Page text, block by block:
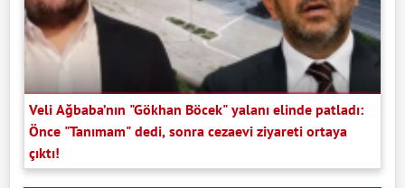
Veli Ağbaba’nın "Gökhan Böcek" yalanı elinde patladı:
Önce "Tanımam" dedi, sonra cezaevi ziyareti ortaya
çıktı!